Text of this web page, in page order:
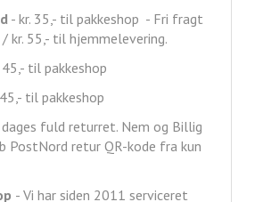
- kr. 35,- til pakkeshop - Fri fragt
kr. 55,- til hjemmelevering.
45,- til pakkeshop
til pakkeshop
fuld returret. Nem og Billig
PostNord retur QR-kode fra kun
- Vi har siden 2011 serviceret